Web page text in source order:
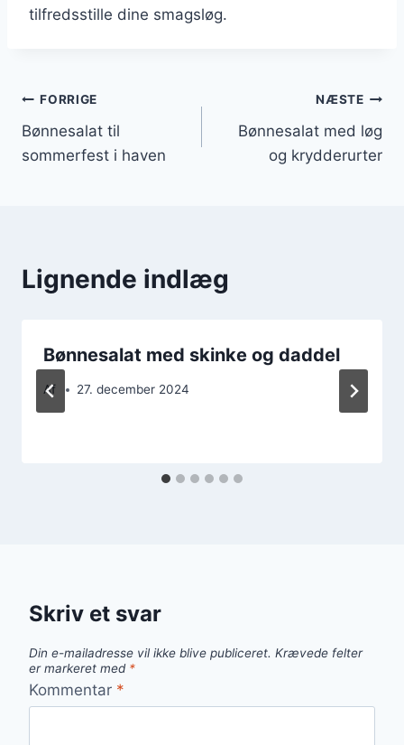
tilfredsstille dine smagsløg.
Indlægsnavigation
FORRIGE
Bønnesalat til
sommerfest i haven
NÆSTE
Bønnesalat med løg
og krydderurter
Lignende indlæg
Bønnesalat med skinke og daddel
Af 27. december 2024
Skriv et svar
Din e-mailadresse vil ikke blive publiceret. Krævede felter
er markeret med *
Kommentar *